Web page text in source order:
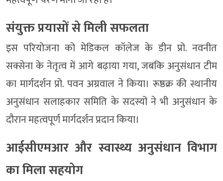
संयुक्त प्रयासों से मिली सफलता
इस परियोजना को मेडिकल कॉलेज के डीन प्रो. नवनीत
सक्सेना के नेतृत्व में आगे बढ़ाया गया, जबकि अनुसंधान टीम
का मार्गदर्शन प्रो. पवन अग्रवाल ने किया। रूष्ठक्र की स्थानीय
अनुसंधान सलाहकार समिति के सदस्यों ने भी अनुसंधान के
दौरान महत्वपूर्ण मार्गदर्शन प्रदान किया।
आईसीएमआर और स्वास्थ्य अनुसंधान विभाग
का मिला सहयोग